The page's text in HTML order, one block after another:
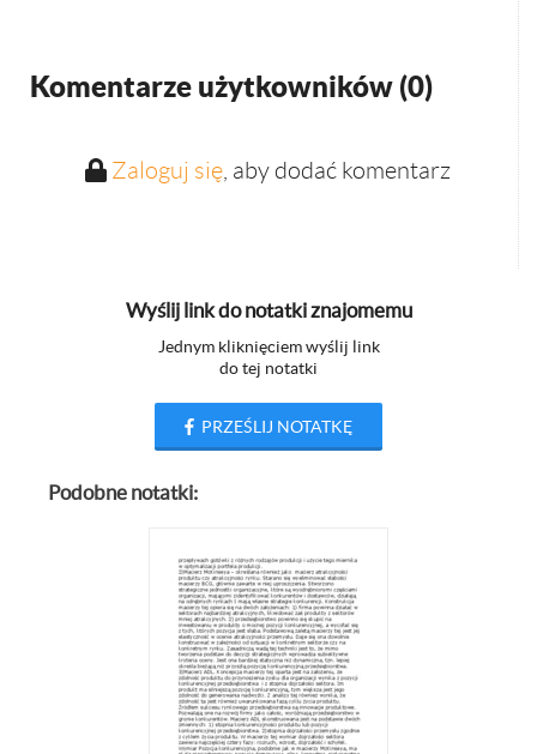
Komentarze użytkowników (0)
Zaloguj się, aby dodać komentarz
Wyślij link do notatki znajomemu
Jednym kliknięciem wyślij link
do tej notatki
PRZEŚLIJ NOTATKĘ
Podobne notatki: